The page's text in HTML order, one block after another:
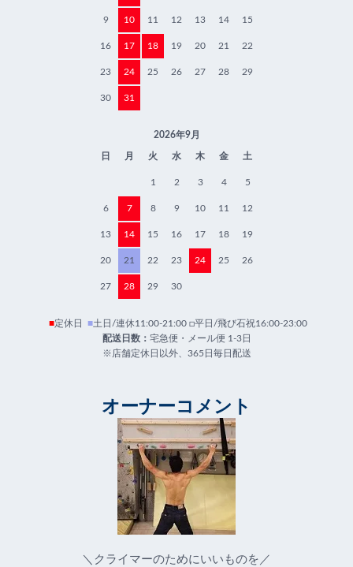
9 10 11 12 13 14 15
16 17 18 19 20 21 22
23 24 25 26 27 28 29
30 31
2026年9月
日 月 火 水 木 金 土
1 2 3 4 5
6 7 8 9 10 11 12
13 14 15 16 17 18 19
20 21 22 23 24 25 26
27 28 29 30
■定休日 ■土日/連休11:00-21:00 □平日/飛び石祝16:00-23:00
配送日数： 宅急便・メール便 1-3日
※店舗定休日以外、365日毎日配送
オーナーコメント
＼クライマーのためにいいものを／